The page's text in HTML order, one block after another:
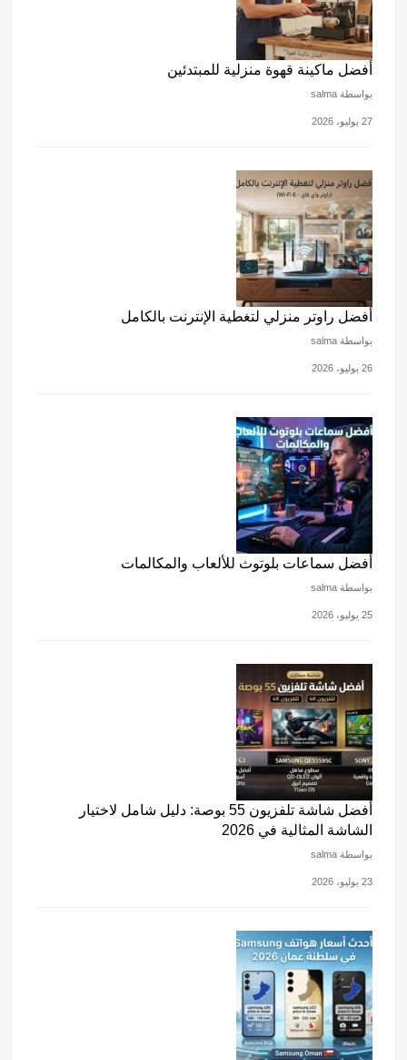
أفضل ماكينة قهوة منزلية للمبتدئين
بواسطة salma
27 يوليو، 2026
أفضل راوتر منزلي لتغطية الإنترنت بالكامل
بواسطة salma
26 يوليو، 2026
أفضل سماعات بلوتوث للألعاب والمكالمات
بواسطة salma
25 يوليو، 2026
أفضل شاشة تلفزيون 55 بوصة: دليل شامل لاختيار
الشاشة المثالية في 2026
بواسطة salma
23 يوليو، 2026